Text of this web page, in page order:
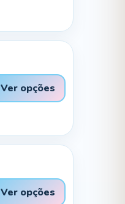
Ver opções
Ver opções